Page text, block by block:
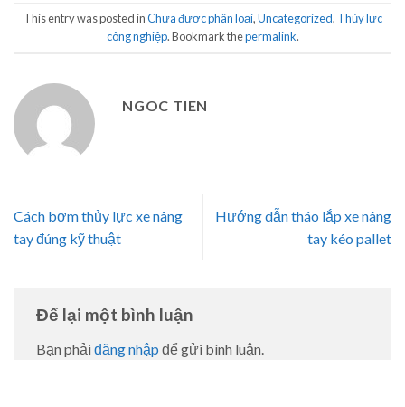
This entry was posted inChưa được phân loại,Uncategorized, Thủy lực
công nghiệp. Bookmark thepermalink.
NGOC TIEN
Cách bơm thủy lực xe nâng
tay đúng kỹ thuật
Hướng dẫn tháo lắp xe nâng
tay kéo pallet
Để lại một bình luận
Bạn phải đăng nhập để gửi bình luận.